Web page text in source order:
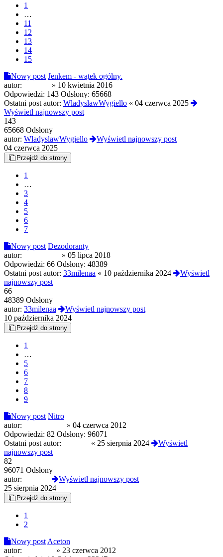
1
…
11
12
13
14
15
Nowy post Jenkem - wątek ogólny.
autor:
» 10 kwietnia 2016
Odpowiedzi: 143 Odsłony: 65668
Ostatni post autor: WladyslawWygiello « 04 czerwca 2025
Wyświetl najnowszy post
143
65668 Odsłony
autor: WladyslawWygiello
Wyświetl najnowszy post
04 czerwca 2025
Przejdź do strony
1
…
3
4
5
6
7
Nowy post Dezodoranty
autor:
» 05 lipca 2018
Odpowiedzi: 66 Odsłony: 48389
Ostatni post autor: 33milenaa « 10 października 2024
Wyświetl
najnowszy post
66
48389 Odsłony
autor: 33milenaa
Wyświetl najnowszy post
10 października 2024
Przejdź do strony
1
…
5
6
7
8
9
Nowy post Nitro
autor:
» 04 czerwca 2012
Odpowiedzi: 82 Odsłony: 96071
Ostatni post autor:
« 25 sierpnia 2024
Wyświetl
najnowszy post
82
96071 Odsłony
autor:
Wyświetl najnowszy post
25 sierpnia 2024
Przejdź do strony
1
2
Nowy post Aceton
autor:
» 23 czerwca 2012